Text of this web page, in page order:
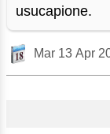
usucapione.
Mar 13 Apr